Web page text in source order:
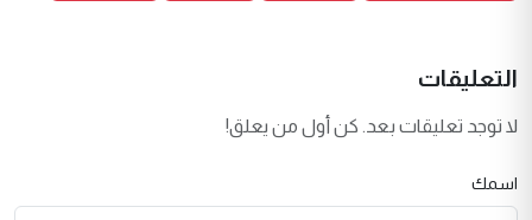
التعليقات
لا توجد تعليقات بعد. كن أول من يعلق!
اسمك